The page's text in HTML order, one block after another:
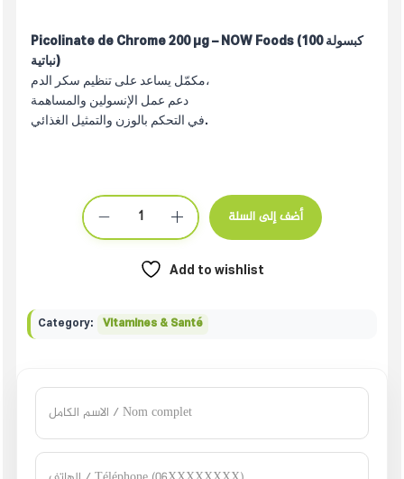
Picolinate de Chrome 200 µg – NOW Foods (100 كبسولة
نباتية)
مكمّل يساعد على تنظيم سكر الدم،
دعم عمل الإنسولين والمساهمة
في التحكم بالوزن والتمثيل الغذائي.
أضف إلى السلة
Add to wishlist
Category: Vitamines & Santé